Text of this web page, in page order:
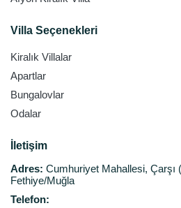
Villa Seçenekleri
Kiralık Villalar
Apartlar
Bungalovlar
Odalar
İletişim
Adres: Cumhuriyet Mahallesi, Çarşı
Fethiye/Muğla
Telefon: